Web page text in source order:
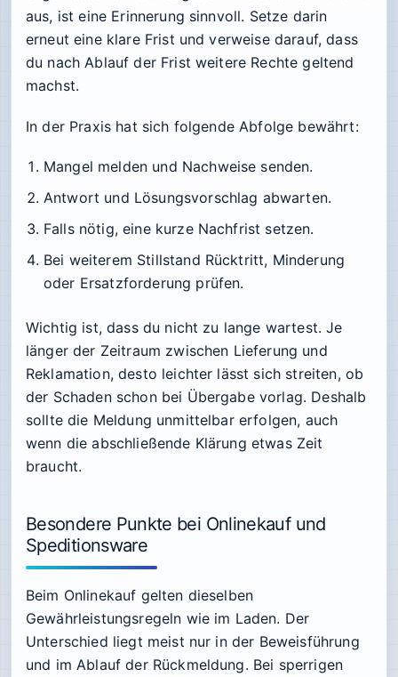
aus, ist eine Erinnerung sinnvoll. Setze darin
erneut eine klare Frist und verweise darauf, dass
du nach Ablauf der Frist weitere Rechte geltend
machst.
In der Praxis hat sich folgende Abfolge bewährt:
Mangel melden und Nachweise senden.
Antwort und Lösungsvorschlag abwarten.
Falls nötig, eine kurze Nachfrist setzen.
Bei weiterem Stillstand Rücktritt, Minderung
oder Ersatzforderung prüfen.
Wichtig ist, dass du nicht zu lange wartest. Je
länger der Zeitraum zwischen Lieferung und
Reklamation, desto leichter lässt sich streiten, ob
der Schaden schon bei Übergabe vorlag. Deshalb
sollte die Meldung unmittelbar erfolgen, auch
wenn die abschließende Klärung etwas Zeit
braucht.
Besondere Punkte bei Onlinekauf und
Speditionsware
Beim Onlinekauf gelten dieselben
Gewährleistungsregeln wie im Laden. Der
Unterschied liegt meist nur in der Beweisführung
und im Ablauf der Rückmeldung. Bei sperrigen